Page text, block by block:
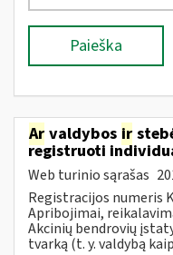
Paieška
Ar valdybos ir
registruoti
Web turinio sąrašas
Registracijos numeris
Apribojimai,
Akcinių bendrovių
tvarką (t. y. valdybą